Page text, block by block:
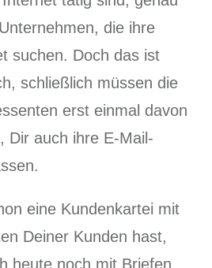
die ihre
suchen. Doch das ist
schließlich müssen die
erst einmal davon
Dir auch ihre E-Mail-
eine Kundenkartei mit
Deiner Kunden hast,
heute noch mit Briefen